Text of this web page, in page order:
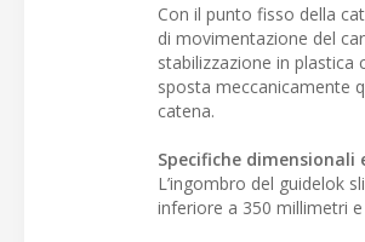
Con il punto fisso della
di movimentazione del
stabilizzazione in plastica
sposta meccanicamente
catena.
Specifiche
L’ingombro del guidelok
inferiore a 350 millimetri